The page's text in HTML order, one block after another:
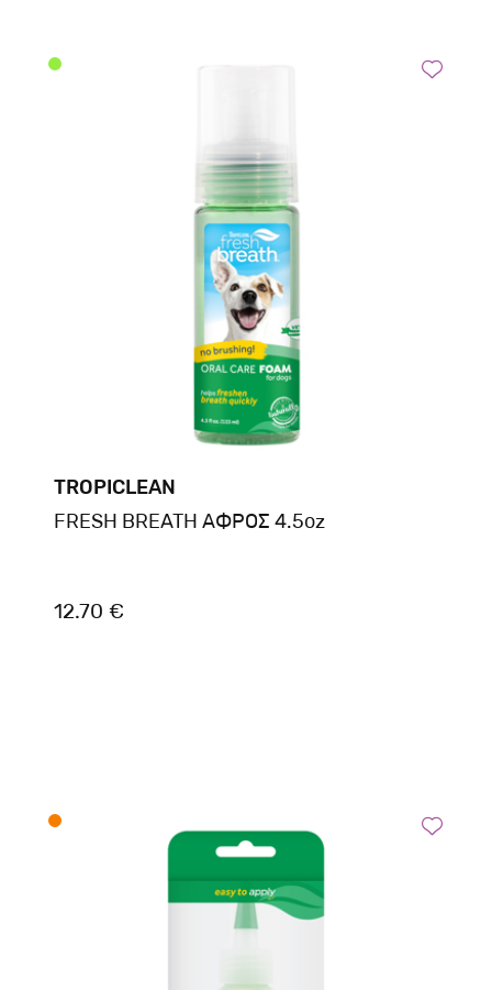
TROPICLEAN
FRESH BREATH ΑΦΡΟΣ 4.5oz
12.70 €